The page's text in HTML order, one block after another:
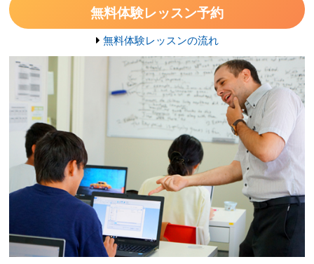
無料体験レッスン予約
無料体験レッスンの流れ